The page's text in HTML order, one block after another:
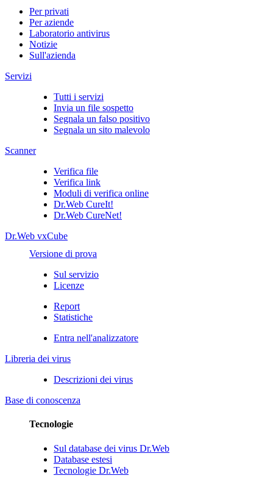
Per privati
Per aziende
Laboratorio antivirus
Notizie
Sull'azienda
Servizi
Tutti i servizi
Invia un file sospetto
Segnala un falso positivo
Segnala un sito malevolo
Scanner
Verifica file
Verifica link
Moduli di verifica online
Dr.Web CureIt!
Dr.Web CureNet!
Dr.Web vxCube
Versione di prova
Sul servizio
Licenze
Report
Statistiche
Entra nell'analizzatore
Libreria dei virus
Descrizioni dei virus
Base di conoscenza
Tecnologie
Sul database dei virus Dr.Web
Database estesi
Tecnologie Dr.Web